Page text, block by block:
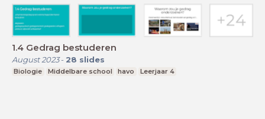
1.4 Gedrag bestuderen
August 2023- 28 slides
Biologie Middelbare school havo Leerjaar 4